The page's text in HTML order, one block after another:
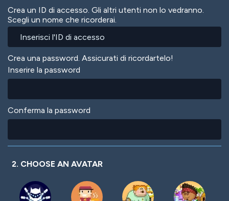
Crea un ID di accesso. Gli altri utenti non lo vedranno.
Scegli un nome che ricorderai.
Crea una password. Assicurati di ricordartelo!
Inserire la password
Conferma la password
2. CHOOSE AN AVATAR